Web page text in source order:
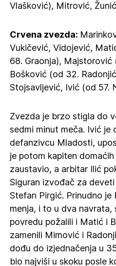
Vlašković), Mitrović,
Crvena zvezda:
Vukičević, Vidojević,
68. Graonja), Majstorović
Bošković (od 32.
Stojsavljević, Ivić (od 57.
Zvezda je brzo stigla do
sedmi minut meča. Ivić je
defanzivcu Mladosti,
je potom kapiten
zaustavio, a arbitar Ilić
Siguran izvođač za
Stefan Pirgić. Prinudno je
menja, i to u dva navrata,
povredu požalili i Matić i
zamenili Mimović i
dođu do izjednačenja u
bio najviši u skoku posle